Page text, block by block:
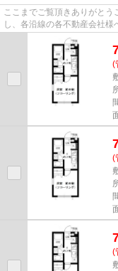
ここまでご覧頂きありがと
し、各沿線の各不動産会社
しております！最新の情報は...
(
(
(